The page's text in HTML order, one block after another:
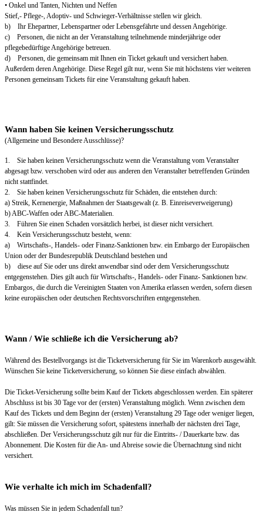
• Onkel und Tanten, Nichten und Neffen
Stief,- Pflege-, Adoptiv- und Schwieger-Verhältnisse stellen wir gleich.
b) Ihr Ehepartner, Lebenspartner oder Lebensgefährte und dessen Angehörige.
c) Personen, die nicht an der Veranstaltung teilnehmende minderjährige oder
pflegebedürftige Angehörige betreuen.
d) Personen, die gemeinsam mit Ihnen ein Ticket gekauft und versichert haben.
Außerdem deren Angehörige. Diese Regel gilt nur, wenn Sie mit höchstens vier weiteren
Personen gemeinsam Tickets für eine Veranstaltung gekauft haben.
Wann haben Sie keinen Versicherungsschutz
(Allgemeine und Besondere Ausschlüsse)?
1. Sie haben keinen Versicherungsschutz wenn die Veranstaltung vom Veranstalter
abgesagt bzw. verschoben wird oder aus anderen den Veranstalter betreffenden Gründen
nicht stattfindet.
2. Sie haben keinen Versicherungsschutz für Schäden, die entstehen durch:
a) Streik, Kernenergie, Maßnahmen der Staatsgewalt (z. B. Einreiseverweigerung)
b) ABC-Waffen oder ABC-Materialien.
3. Führen Sie einen Schaden vorsätzlich herbei, ist dieser nicht versichert.
4. Kein Versicherungsschutz besteht, wenn:
a) Wirtschafts-, Handels- oder Finanz-Sanktionen bzw. ein Embargo der Europäischen
Union oder der Bundesrepublik Deutschland bestehen und
b) diese auf Sie oder uns direkt anwendbar sind oder dem Versicherungsschutz
entgegenstehen. Dies gilt auch für Wirtschafts-, Handels- oder Finanz- Sanktionen bzw.
Embargos, die durch die Vereinigten Staaten von Amerika erlassen werden, sofern diesen
keine europäischen oder deutschen Rechtsvorschriften entgegenstehen.
Wann / Wie schließe ich die Versicherung ab?
Während des Bestellvorgangs ist die Ticketversicherung für Sie im Warenkorb ausgewählt.
Wünschen Sie keine Ticketversicherung, so können Sie diese einfach abwählen.
Die Ticket-Versicherung sollte beim Kauf der Tickets abgeschlossen werden. Ein späterer
Abschluss ist bis 30 Tage vor der (ersten) Veranstaltung möglich. Wenn zwischen dem
Kauf des Tickets und dem Beginn der (ersten) Veranstaltung 29 Tage oder weniger liegen,
gilt: Sie müssen die Versicherung sofort, spätestens innerhalb der nächsten drei Tage,
abschließen. Der Versicherungsschutz gilt nur für die Eintritts- / Dauerkarte bzw. das
Abonnement. Die Kosten für die An- und Abreise sowie die Übernachtung sind nicht
versichert.
Wie verhalte ich mich im Schadenfall?
Was müssen Sie in jedem Schadenfall tun?